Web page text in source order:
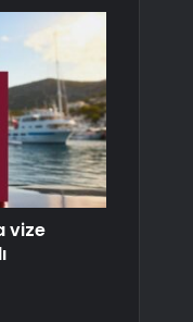
vize